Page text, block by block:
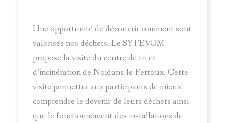
Une opportunité de découvrir comment sont
valorisés nos déchets. Le SYTEVOM
propose la visite du centre de tri et
d’incinération de Noidans-le-Ferroux. Cette
visite permettra aux participants de mieux
comprendre le devenir de leurs déchets ainsi
que le fonctionnement des installations de